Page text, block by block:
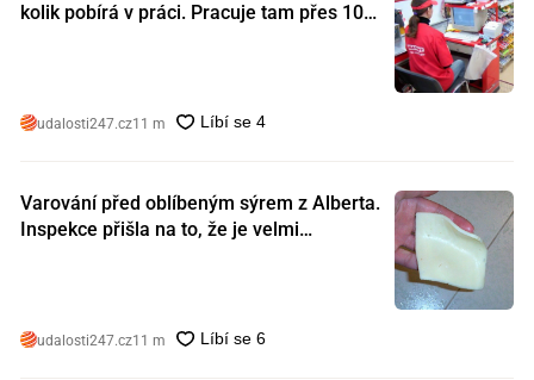
kolik pobírá v práci. Pracuje tam přes 10
udalosti247.cz11 m
Varování před oblíbeným sýrem z Alberta.
Inspekce přišla na to, že je velmi
udalosti247.cz11 m